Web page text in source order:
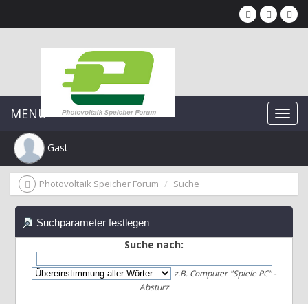
MENU
Gast
Photovoltaik Speicher Forum Suche
Suchparameter festlegen
Suche nach:
z.B. Computer "Spiele PC" -
Absturz